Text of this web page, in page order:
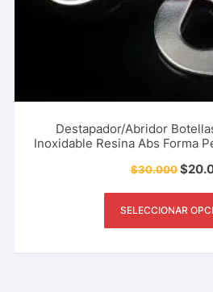
Destapador/Abridor
Inoxidable Resina Abs Forma
$30.000$
SELECCIONAR